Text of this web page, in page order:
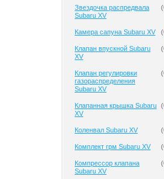
Звездочка распредвала
Subaru XV
(
Камера сапуна Subaru XV (
Клапан впускной Subaru
XV
(
Клапан регулировки
газораспределения
Subaru XV
(
Клапанная крышка Subaru
XV
(
Коленвал Subaru XV (
Комплект грм Subaru XV (
Компрессор клапана
Subaru XV
(